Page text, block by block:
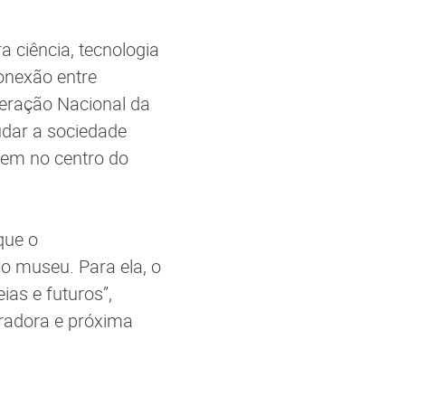
ciência, tecnologia
entre
Nacional da
a sociedade
no centro do
o
museu. Para ela, o
e futuros”,
e próxima